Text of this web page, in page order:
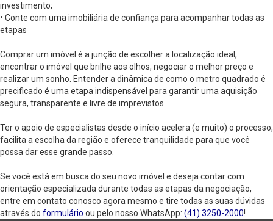
investimento;
• Conte com uma imobiliária de confiança para acompanhar todas as
etapas
Comprar um imóvel é a junção de escolher a localização ideal,
encontrar o imóvel que brilhe aos olhos, negociar o melhor preço e
realizar um sonho. Entender a dinâmica de como o metro quadrado é
precificado é uma etapa indispensável para garantir uma aquisição
segura, transparente e livre de imprevistos.
Ter o apoio de especialistas desde o início acelera (e muito) o processo,
facilita a escolha da região e oferece tranquilidade para que você
possa dar esse grande passo.
Se você está em busca do seu novo imóvel e deseja contar com
orientação especializada durante todas as etapas da negociação,
entre em contato conosco agora mesmo e tire todas as suas dúvidas
através do formulário ou pelo nosso WhatsApp: (41) 3250-2000!